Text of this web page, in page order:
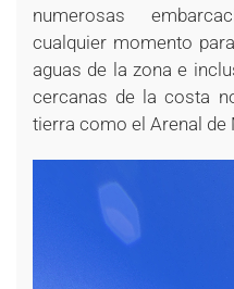
numerosas
cualquier momento
aguas de la zona e
cercanas de la costa
tierra como el Arenal de